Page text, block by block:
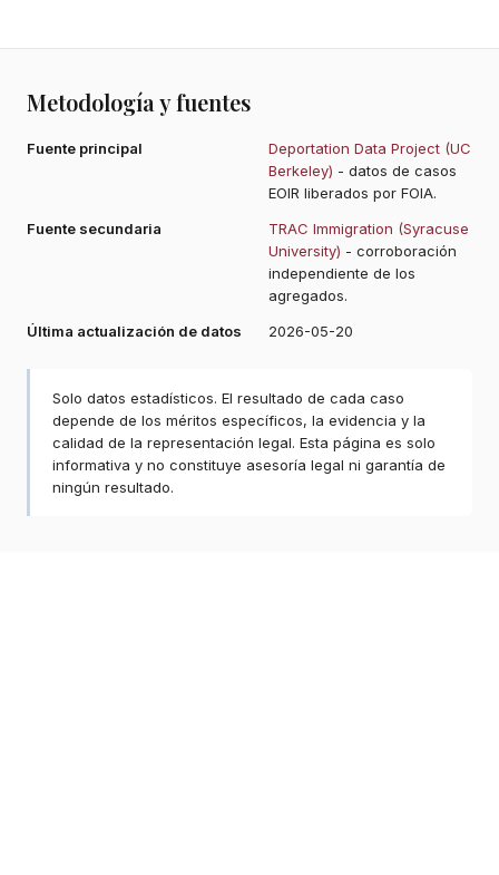
Metodología y fuentes
Fuente principal
Deportation Data Project (UC
Berkeley) - datos de casos
EOIR liberados por FOIA.
Fuente secundaria
TRAC Immigration (Syracuse
University) - corroboración
independiente de los
agregados.
Última actualización de datos
2026-05-20
Solo datos estadísticos. El resultado de cada caso
depende de los méritos específicos, la evidencia y la
calidad de la representación legal. Esta página es solo
informativa y no constituye asesoría legal ni garantía de
ningún resultado.